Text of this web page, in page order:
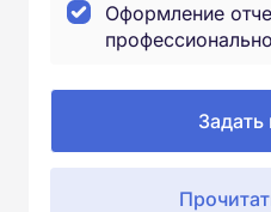
Оформление
Задать